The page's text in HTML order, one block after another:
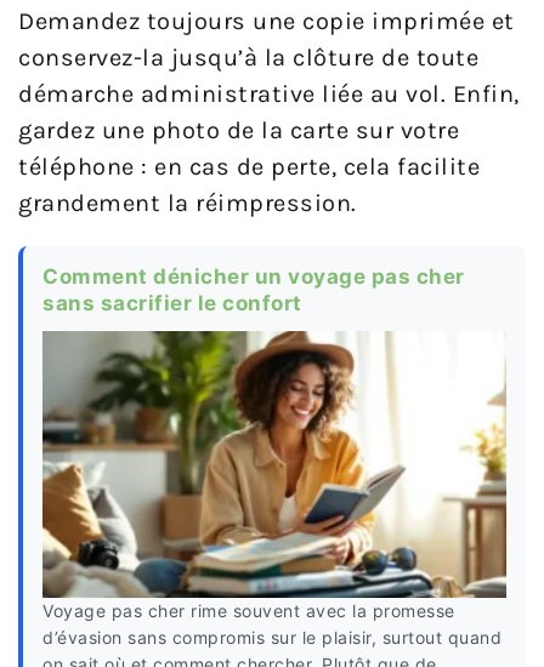
Demandez toujours une copie imprimée et
conservez-la jusqu’à la clôture de toute
démarche administrative liée au vol. Enfin,
gardez une photo de la carte sur votre
téléphone : en cas de perte, cela facilite
grandement la réimpression.
Comment dénicher un voyage pas cher
sans sacrifier le confort
Voyage pas cher rime souvent avec la promesse
d’évasion sans compromis sur le plaisir, surtout quand